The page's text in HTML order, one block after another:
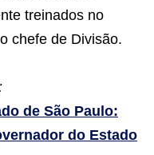
treinados no
chefe de Divisão.
de São Paulo:
do Estado